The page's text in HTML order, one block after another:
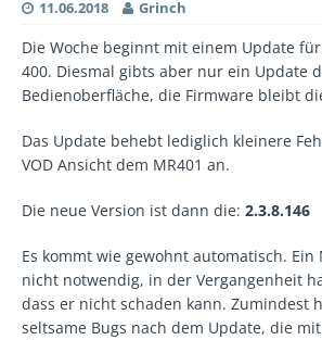
11.06.2018 Grinch
Die Woche beginnt mit einem Update
400. Diesmal gibts aber nur ein Update
Bedienoberfläche, die Firmware bleibt
Das Update behebt lediglich kleinere
VOD Ansicht dem MR401 an.
Die neue Version ist dann die: 2.3.8.146
Es kommt wie gewohnt automatisch.
nicht notwendig, in der Vergangenheit
dass er nicht schaden kann. Zumindest
seltsame Bugs nach dem Update, die